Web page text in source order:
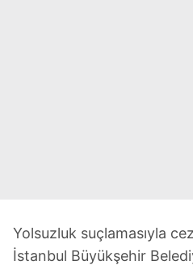
Yolsuzluk suçlamasıyla
İstanbul Büyükşehir